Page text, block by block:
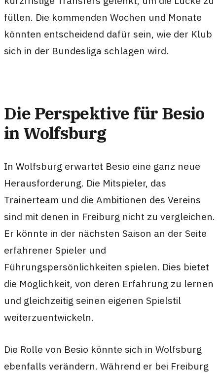
füllen. Die kommenden Wochen und Monate
könnten entscheidend dafür sein, wie der Klub
sich in der Bundesliga schlagen wird.
Die Perspektive für Besio
in Wolfsburg
In Wolfsburg erwartet Besio eine ganz neue
Herausforderung. Die Mitspieler, das
Trainerteam und die Ambitionen des Vereins
sind mit denen in Freiburg nicht zu vergleichen.
Er könnte in der nächsten Saison an der Seite
erfahrener Spieler und
Führungspersönlichkeiten spielen. Dies bietet
die Möglichkeit, von deren Erfahrung zu lernen
und gleichzeitig seinen eigenen Spielstil
weiterzuentwickeln.
Die Rolle von Besio könnte sich in Wolfsburg
ebenfalls verändern. Während er bei Freiburg